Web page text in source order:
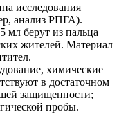
исследования
анализ РПГА).
берут из пальца
жителей. Материал
химические
в достаточном
защищенности;
пробы.